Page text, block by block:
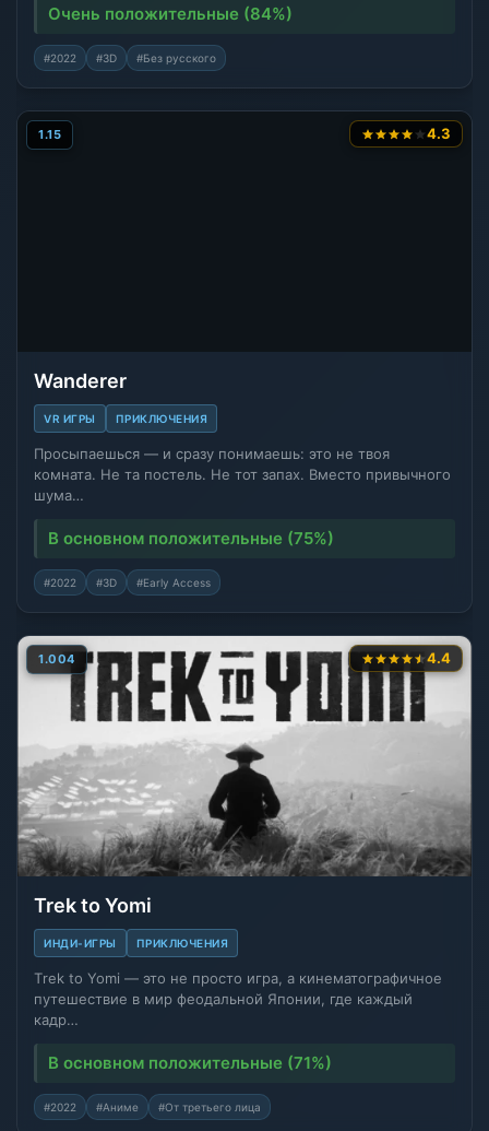
Очень положительные (84%)
#2022 #3D #Без русского
1.15 4.3
Wanderer
VR ИГРЫ ПРИКЛЮЧЕНИЯ
Просыпаешься — и сразу понимаешь: это не твоя
комната. Не та постель. Не тот запах. Вместо привычного
шума…
В основном положительные (75%)
#2022 #3D #Early Access
1.004 4.4
Trek to Yomi
ИНДИ-ИГРЫ ПРИКЛЮЧЕНИЯ
Тrek to Yomi — это не просто игра, а кинематографичное
путешествие в мир феодальной Японии, где каждый
кадр…
В основном положительные (71%)
#2022 #Аниме #От третьего лица